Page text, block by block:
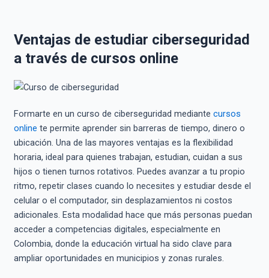
Ventajas de estudiar ciberseguridad
a través de cursos online
Formarte en un curso de ciberseguridad mediante cursos
online te permite aprender sin barreras de tiempo, dinero o
ubicación. Una de las mayores ventajas es la flexibilidad
horaria, ideal para quienes trabajan, estudian, cuidan a sus
hijos o tienen turnos rotativos. Puedes avanzar a tu propio
ritmo, repetir clases cuando lo necesites y estudiar desde el
celular o el computador, sin desplazamientos ni costos
adicionales. Esta modalidad hace que más personas puedan
acceder a competencias digitales, especialmente en
Colombia, donde la educación virtual ha sido clave para
ampliar oportunidades en municipios y zonas rurales.